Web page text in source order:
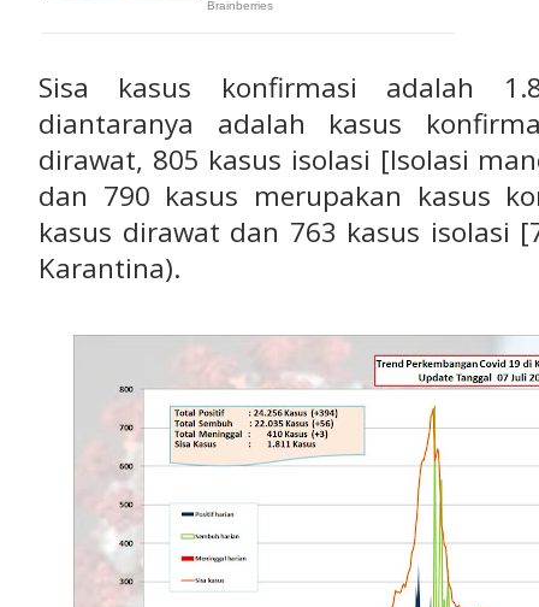
Sisa kasus konfirmasi adalah
diantaranya adalah kasus
dirawat, 805 kasus isolasi [Isolasi
dan 790 kasus merupakan kasus
kasus dirawat dan 763 kasus isolasi
Karantina).